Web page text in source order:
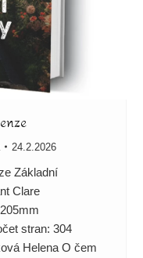
24.2.2026
Základní
Clare
stran: 304
Helena O čem